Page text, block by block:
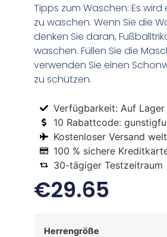
Tipps zum Waschen: Es
zu waschen. Wenn Sie die
denken Sie daran,
waschen. Füllen Sie die
verwenden Sie einen
zu schützen.
Verfügbarkeit: Auf Lager
10 Rabattcode:
Kostenloser Versand
100 % sichere
30-tägiger Testzeitraum
€29.65
Herrengröße